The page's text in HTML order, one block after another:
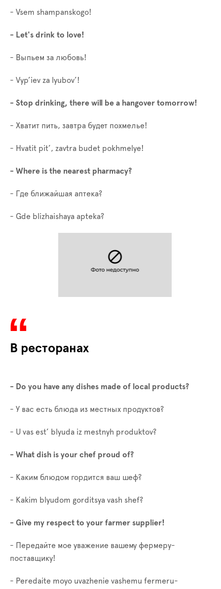
- Vsem shampanskogo!
- Let's drink to love!
- Выпьем за любовь!
- Vyp’iev za lyubov’!
- Stop drinking, there will be a hangover tomorrow!
- Хватит пить, завтра будет похмелье!
- Hvatit pit’, zavtra budet pokhmelye!
- Where is the nearest pharmacy?
- Где ближайшая аптека?
- Gde blizhaishaya apteka?
В ресторанах
- Do you have any dishes made of local products?
- У вас есть блюда из местных продуктов?
- U vas est’ blyuda iz mestnyh produktov?
- What dish is your chef proud of?
- Каким блюдом гордится ваш шеф?
- Kakim blyudom gorditsya vash shef?
- Give my respect to your farmer supplier!
- Передайте мое уважение вашему фермеру-
поставщику!
- Peredaite moyo uvazhenie vashemu fermeru-